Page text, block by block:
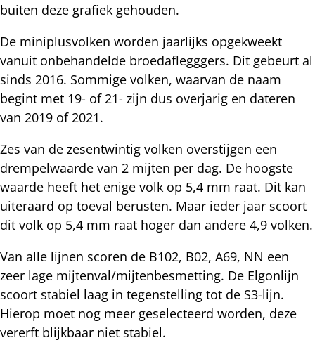
buiten deze grafiek gehouden.
De miniplusvolken worden jaarlijks opgekweekt
vanuit onbehandelde broedaflegggers. Dit gebeurt al
sinds 2016. Sommige volken, waarvan de naam
begint met 19- of 21- zijn dus overjarig en dateren
van 2019 of 2021.
Zes van de zesentwintig volken overstijgen een
drempelwaarde van 2 mijten per dag. De hoogste
waarde heeft het enige volk op 5,4 mm raat. Dit kan
uiteraard op toeval berusten. Maar ieder jaar scoort
dit volk op 5,4 mm raat hoger dan andere 4,9 volken.
Van alle lijnen scoren de B102, B02, A69, NN een
zeer lage mijtenval/mijtenbesmetting. De Elgonlijn
scoort stabiel laag in tegenstelling tot de S3-lijn.
Hierop moet nog meer geselecteerd worden, deze
vererft blijkbaar niet stabiel.